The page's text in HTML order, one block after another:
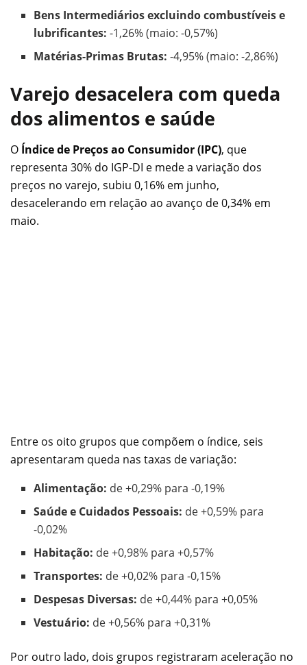
Bens Intermediários excluindo combustíveis e
lubrificantes: -1,26% (maio: -0,57%)
Matérias-Primas Brutas: -4,95% (maio: -2,86%)
Varejo desacelera com queda
dos alimentos e saúde
O Índice de Preços ao Consumidor (IPC), que
representa 30% do IGP-DI e mede a variação dos
preços no varejo, subiu 0,16% em junho,
desacelerando em relação ao avanço de 0,34% em
maio.
Entre os oito grupos que compõem o índice, seis
apresentaram queda nas taxas de variação:
Alimentação: de +0,29% para -0,19%
Saúde e Cuidados Pessoais: de +0,59% para
-0,02%
Habitação: de +0,98% para +0,57%
Transportes: de +0,02% para -0,15%
Despesas Diversas: de +0,44% para +0,05%
Vestuário: de +0,56% para +0,31%
Por outro lado, dois grupos registraram aceleração no